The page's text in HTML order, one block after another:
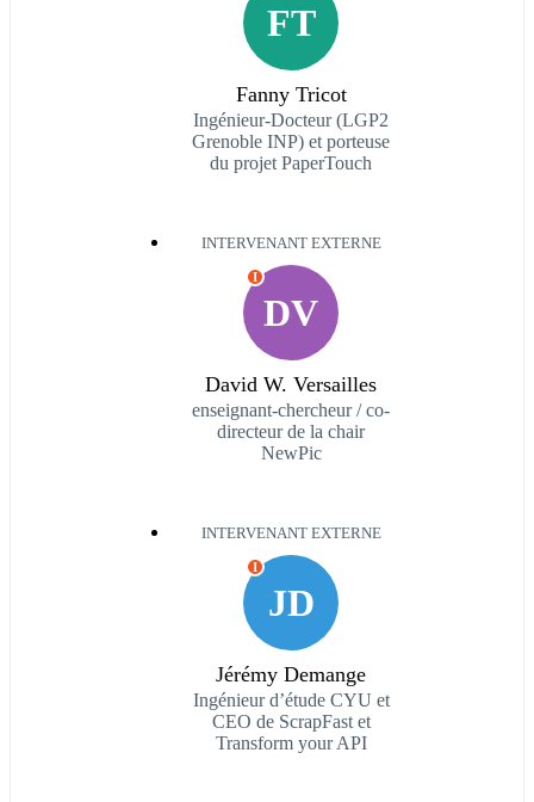
FT
Fanny Tricot
Ingénieur-Docteur (LGP2
Grenoble INP) et porteuse
du projet PaperTouch
INTERVENANT EXTERNE
DV
I
David W. Versailles
enseignant-chercheur / co-
directeur de la chair
NewPic
INTERVENANT EXTERNE
JD
I
Jérémy Demange
Ingénieur d’étude CYU et
CEO de ScrapFast et
Transform your API